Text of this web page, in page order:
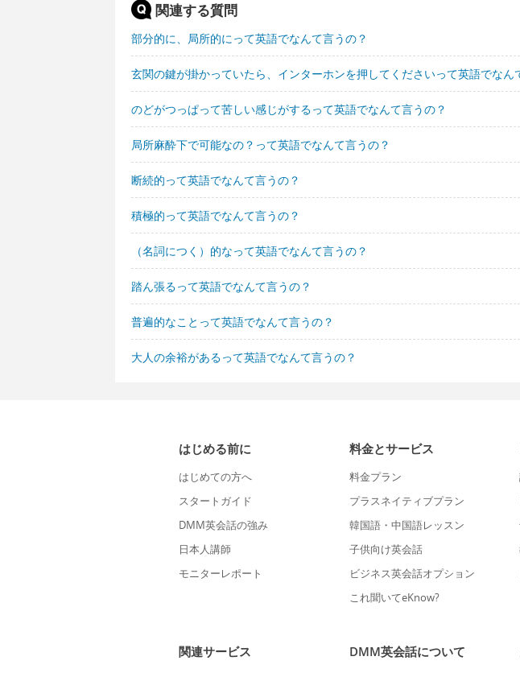
関連する質問
部分的に、局所的にって英語でなんて言うの？
玄関の鍵が掛かっていたら、インターホンを押してくださいって英語でなん
のどがつっぱって苦しい感じがするって英語でなんて言うの？
局所麻酔下で可能なの？って英語でなんて言うの？
断続的って英語でなんて言うの？
積極的って英語でなんて言うの？
（名詞につく）的なって英語でなんて言うの？
踏ん張るって英語でなんて言うの？
普遍的なことって英語でなんて言うの？
大人の余裕があるって英語でなんて言うの？
はじめる前に
はじめての方へ
スタートガイド
DMM英会話の強み
日本人講師
モニターレポート
料金とサービス
料金プラン
プラスネイティブプラン
韓国語・中国語レッスン
子供向け英会話
ビジネス英会話オプション
これ聞いてeKnow?
関連サービス DMM英会話について